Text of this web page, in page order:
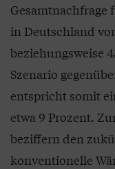
Gesamtnachfrage
in Deutschland
beziehungsweise
Szenario
entspricht somit
etwa 9 Prozent.
beziffern den
konventionelle